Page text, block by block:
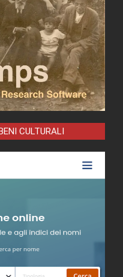
CULTURALI